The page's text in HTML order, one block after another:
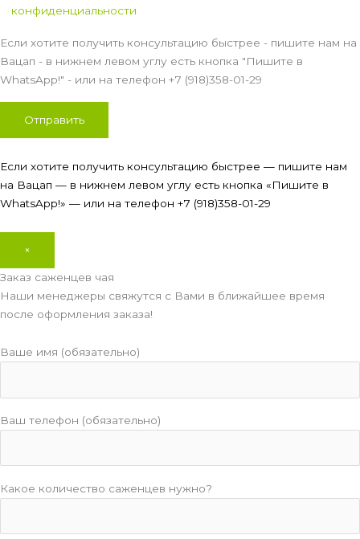
конфиденциальности
Если хотите получить консультацию быстрее - пишите нам на
Вацап - в нижнем левом углу есть кнопка "Пишите в
WhatsApp!" - или на телефон +7 (918)358-01-29
Если хотите получить консультацию быстрее — пишите нам
на Вацап — в нижнем левом углу есть кнопка «Пишите в
WhatsApp!» — или на телефон +7 (918)358-01-29
×
Заказ саженцев чая
Наши менеджеры свяжутся с Вами в ближайшее время
после оформления заказа!
Ваше имя (обязательно)
Ваш телефон (обязательно)
Какое количество саженцев нужно?